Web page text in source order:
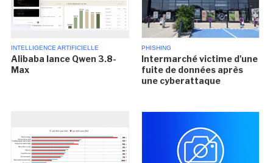
INTELLIGENCE ARTIFICIELLE
Alibaba lance Qwen 3.8-
Max
PHISHING
Intermarché victime d'une
fuite de données après
une cyberattaque